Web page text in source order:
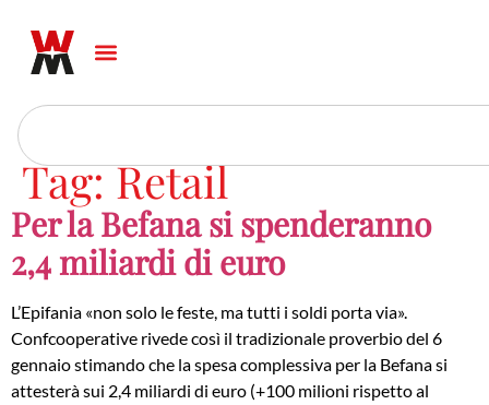
Tag:Retail
Per la Befana si spenderanno
2,4 miliardi di euro
L’Epifania «non solo le feste, ma tutti i soldi porta via».
Confcooperative rivede così il tradizionale proverbio del 6
gennaio stimando che la spesa complessiva per la Befana si
attesterà sui 2,4 miliardi di euro (+100 milioni rispetto al